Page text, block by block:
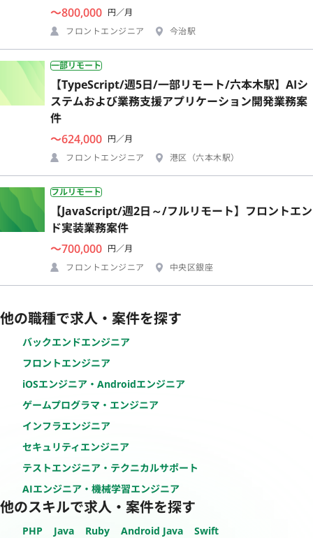
〜800,000 円／月
フロントエンジニア
今治駅
一部リモート
【TypeScript/週5日/一部リモート/六本木駅】AIシ
ステムおよび業務支援アプリケーション開発業務案
件
〜624,000 円／月
フロントエンジニア
港区（六本木駅）
フルリモート
【JavaScript/週2日～/フルリモート】フロントエン
ド実装業務案件
〜700,000 円／月
フロントエンジニア
中央区銀座
他の職種で求人・案件を探す
バックエンドエンジニア
フロントエンジニア
iOSエンジニア・Androidエンジニア
ゲームプログラマ・エンジニア
インフラエンジニア
セキュリティエンジニア
テストエンジニア・テクニカルサポート
AIエンジニア・機械学習エンジニア
他のスキルで求人・案件を探す
PHP Java Ruby Android Java
Swift